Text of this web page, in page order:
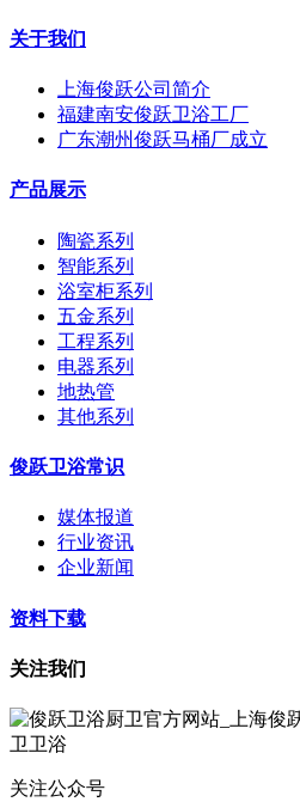
关于我们
上海俊跃公司简介
福建南安俊跃卫浴工厂
广东潮州俊跃马桶厂成立
产品展示
陶瓷系列
智能系列
浴室柜系列
五金系列
工程系列
电器系列
地热管
其他系列
俊跃卫浴常识
媒体报道
行业资讯
企业新闻
资料下载
关注我们
关注公众号